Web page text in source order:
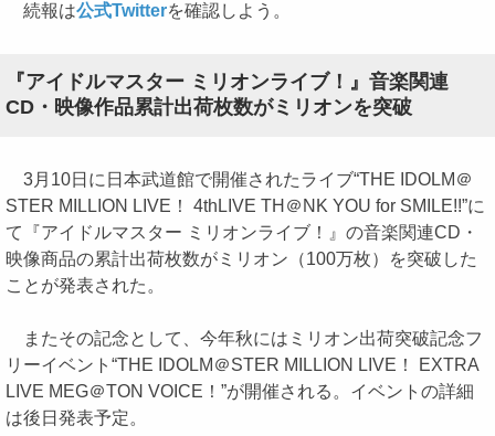
続報は公式Twitterを確認しよう。
『アイドルマスター ミリオンライブ！』音楽関連
CD・映像作品累計出荷枚数がミリオンを突破
3月10日に日本武道館で開催されたライブ“THE IDOLM＠
STER MILLION LIVE！ 4thLIVE TH＠NK YOU for SMILE!!”に
て『アイドルマスター ミリオンライブ！』の音楽関連CD・
映像商品の累計出荷枚数がミリオン（100万枚）を突破した
ことが発表された。
またその記念として、今年秋にはミリオン出荷突破記念フ
リーイベント“THE IDOLM＠STER MILLION LIVE！ EXTRA
LIVE MEG＠TON VOICE！”が開催される。イベントの詳細
は後日発表予定。